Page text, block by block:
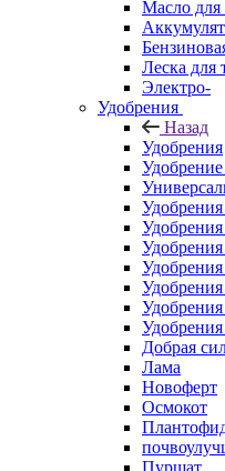
Масло для
Леска для
Электро-
Удобрения
Назад
Удобрения
Удобрения
Добрая
Лама
Новоферт
Осмокот
Пуршат